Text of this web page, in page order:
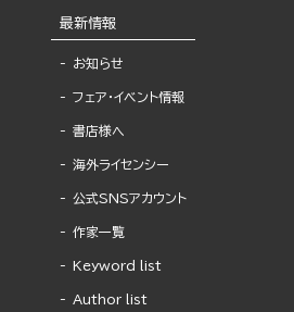
最新情報
お知らせ
フェア・イベント情報
書店様へ
海外ライセンシー
公式SNSアカウント
作家一覧
Keyword list
Author list